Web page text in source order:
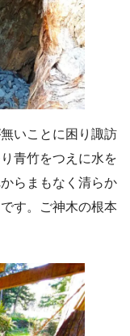
いことに困り諏訪
青竹をつえに水を
らまもなく清らか
す。ご神木の根本